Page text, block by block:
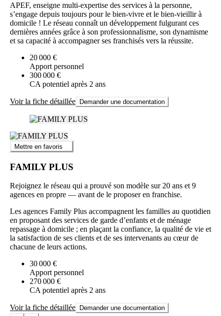
APEF, enseigne multi-expertise des services à la personne,
s’engage depuis toujours pour le bien-vivre et le bien-vieillir à
domicile ! Le réseau connaît un développement fulgurant ces
dernières années grâce à son professionnalisme, son dynamisme
et sa capacité à accompagner ses franchisés vers la réussite.
20 000 €
Apport personnel
300 000 €
CA potentiel après 2 ans
Voir la fiche détaillée Demander une documentation
Mettre en favoris
FAMILY PLUS
Rejoignez le réseau qui a prouvé son modèle sur 20 ans et 9
agences en propre — avant de le proposer en franchise.
Les agences Family Plus accompagnent les familles au quotidien
en proposant des services de garde d’enfants et de ménage
repassage à domicile ; en plaçant la confiance, la qualité de vie et
la satisfaction de ses clients et de ses intervenants au cœur de
chacune de leurs actions.
30 000 €
Apport personnel
270 000 €
CA potentiel après 2 ans
Voir la fiche détaillée Demander une documentation